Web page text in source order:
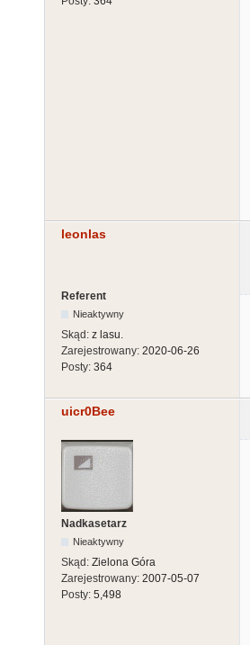
leonlas
Referent
Nieaktywny
Skąd: z lasu.
Zarejestrowany: 2020-06-26
Posty: 364
uicr0Bee
Nadkasetarz
Nieaktywny
Skąd: Zielona Góra
Zarejestrowany: 2007-05-07
Posty: 5,498